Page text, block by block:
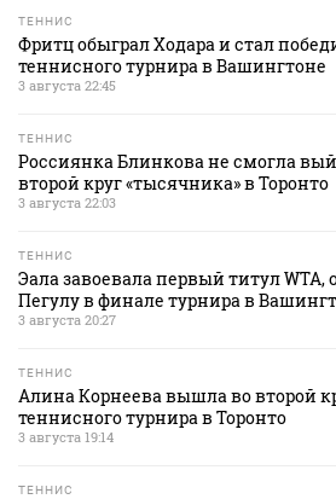
ТЕННИС
Фритц обыграл Ходара и стал
теннисного турнира в Вашингтоне
3 августа 22:45
ТЕННИС
Россиянка Блинкова не смогла
второй круг «тысячника» в Торонто
3 августа 22:03
ТЕННИС
Эала завоевала первый титул WTA,
Пегулу в финале турнира в
3 августа 20:27
ТЕННИС
Алина Корнеева вышла во второй
теннисного турнира в Торонто
3 августа 19:14
ТЕННИС